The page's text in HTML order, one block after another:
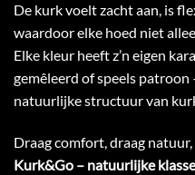
De kurk voelt zacht aan, is
waardoor elke hoed niet
Elke kleur heeft z’n eigen
gemêleerd of speels
natuurlijke structuur van
Draag comfort, draag
Kurk&Go – natuurlijke